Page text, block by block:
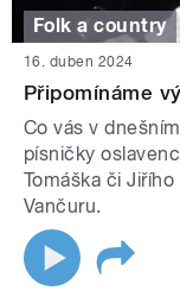
Folk a country
16. duben 2024
Připomínáme
Co vás v
písničky
Tomáška či
Vančuru.